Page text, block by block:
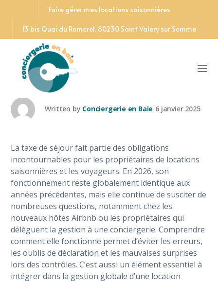
Faire gérer mes locations saisonnières
13 bis Quai du Romerel, 80230 Saint Valery sur Somme
Comment fonctionne la taxe
de séjour en 2026 ?
Written by Conciergerie en Baie 6 janvier 2025
La taxe de séjour fait partie des obligations
incontournables pour les propriétaires de locations
saisonnières et les voyageurs. En 2026, son
fonctionnement reste globalement identique aux
années précédentes, mais elle continue de susciter de
nombreuses questions, notamment chez les
nouveaux hôtes Airbnb ou les propriétaires qui
délèguent la gestion à une conciergerie. Comprendre
comment elle fonctionne permet d’éviter les erreurs,
les oublis de déclaration et les mauvaises surprises
lors des contrôles. C’est aussi un élément essentiel à
intégrer dans la gestion globale d’une location